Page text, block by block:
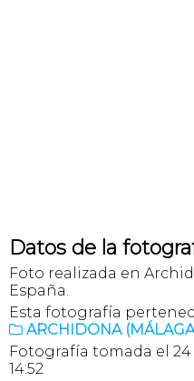
Datos de la
Foto realizada en
España.
Esta fotografía
 ARCHIDONA
Fotografía tomada el 24
14:52